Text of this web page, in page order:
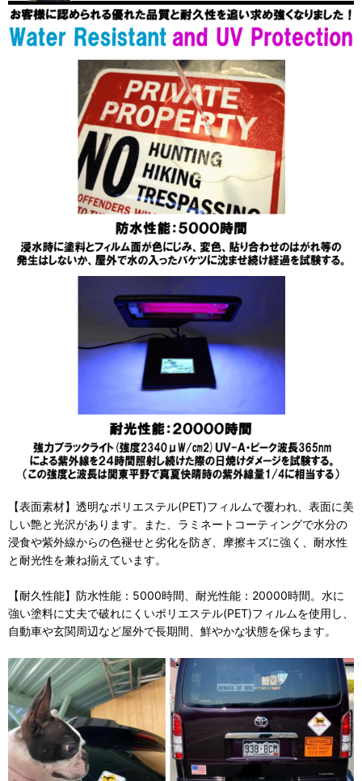
【表面素材】透明なポリエステル(PET)フィルムで覆われ、表面に美
しい艶と光沢があります。また、ラミネートコーティングで水分の
浸食や紫外線からの色褪せと劣化を防ぎ、摩擦キズに強く、耐水性
と耐光性を兼ね揃えています。
【耐久性能】防水性能：5000時間、耐光性能：20000時間。水に
強い塗料に丈夫で破れにくいポリエステル(PET)フィルムを使用し、
自動車や玄関周辺など屋外で長期間、鮮やかな状態を保ちます。